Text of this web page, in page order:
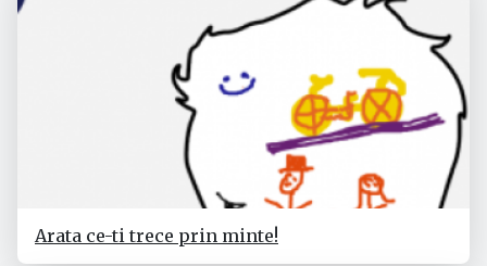
Arata ce-ti trece prin minte!